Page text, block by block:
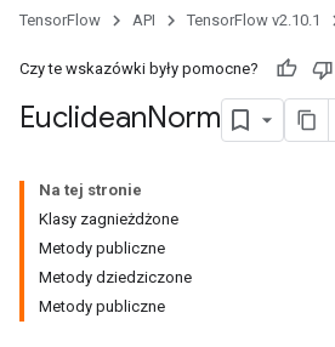
TensorFlow API TensorFlow v2.10.1
Czy te wskazówki były pomocne?
EuclideanNorm
Na tej stronie
Klasy zagnieżdżone
Metody publiczne
Metody dziedziczone
Metody publiczne